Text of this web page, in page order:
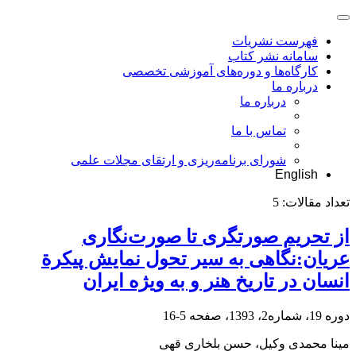
فهرست نشریات
سامانه نشر کتاب
کارگاه‌ها و دوره‌های آموزشی تخصصی
درباره ما
درباره ما
تماس با ما
شورای برنامه‌ریزی و ارتقای مجلات علمی
English
تعداد مقالات: 5
از تحریم صورتگری تا صورت‌نگاری
عریان:نگاهی به سیر تحول نمایش پیکرة
انسان در تاریخ هنر و به ویژه ایران
دوره 19، شماره2، 1393، صفحه 5-16
مینا محمدی وکیل، حسن بلخاری قهی